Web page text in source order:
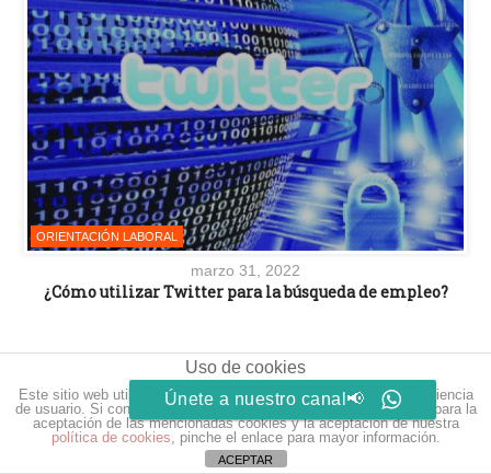
ORIENTACIÓN LABORAL
marzo 31, 2022
¿Cómo utilizar Twitter para la búsqueda de empleo?
Uso de cookies
Este sitio web utiliza cookies para que usted tenga la mejor experiencia
de usuario. Si continúa navegando está dando su consentimiento para la
aceptación de las mencionadas cookies y la aceptación de nuestra
política de cookies, pinche el enlace para mayor información.
ACEPTAR
Únete a nuestro canal📢